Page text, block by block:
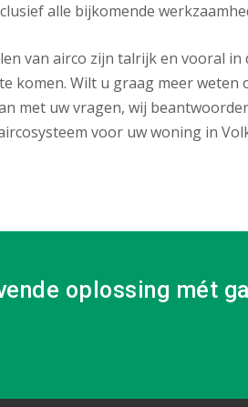
alle bijkomende
van airco zijn talrijk en vooral
komen. Wilt u graag meer weten
met uw vragen, wij
voor uw woning in
oplossing mét